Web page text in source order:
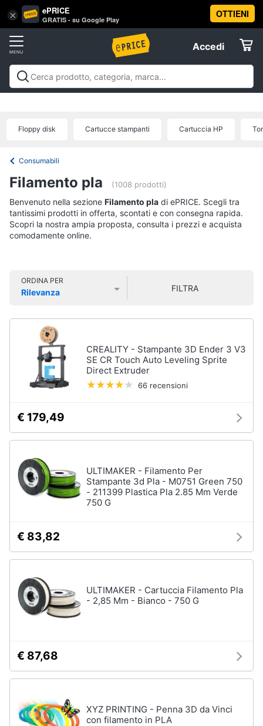
× ePRICE
GRATIS - su Google Play
OTTIENI
Accedi
Accedi
Registrati
Offerte
Tv
e
Home
Cinema
home
Audio
musica
Arredo
Brico
e
Giardinaggio
e
igiene
Beauty
Giocattoli
infanzia
Casalinghi
Vai
al
Floppy disk Cartucce stampanti Cartuccia HP
Consumabili
Filamento pla (1008 prodotti)
Benvenuto nella sezione Filamento pla di ePRICE. Scegli tra
tantissimi prodotti in offerta, scontati e con consegna rapida.
Scopri la nostra ampia proposta, consulta i prezzi e acquista
comodamente online.
ORDINA PER
Rilevanza
FILTRA
CREALITY - Stampante 3D Ender 3 V3
SE CR Touch Auto Leveling Sprite
Direct Extruder
66 recensioni
€ 179,49
ULTIMAKER - Filamento Per
Stampante 3d Pla - M0751 Green 750
- 211399 Plastica Pla 2.85 Mm Verde
750 G
€ 83,82
ULTIMAKER - Cartuccia Filamento Pla
- 2,85 Mm - Bianco - 750 G
€ 87,68
XYZ PRINTING - Penna 3D da Vinci
con filamento in PLA